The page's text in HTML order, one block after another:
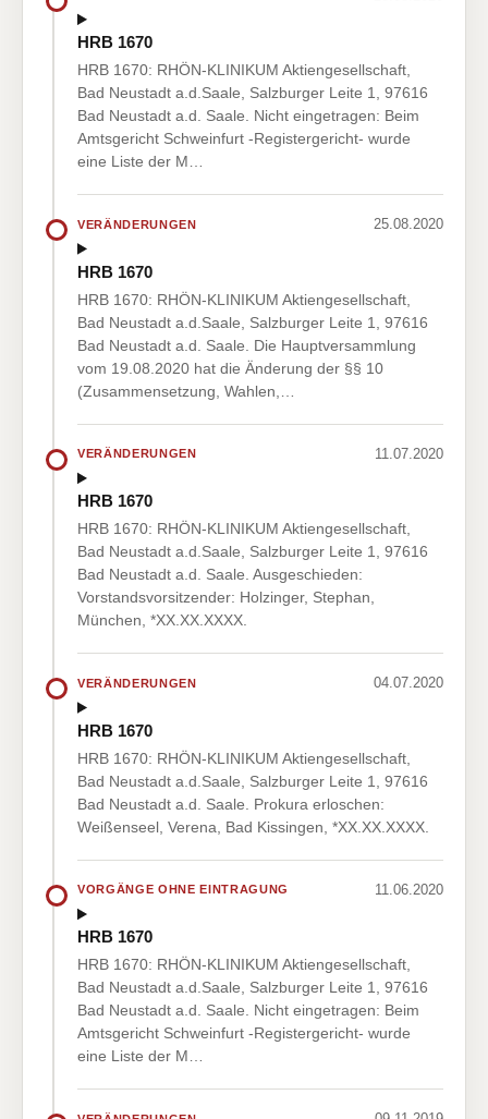
HRB 1670
HRB 1670: RHÖN-KLINIKUM Aktiengesellschaft,
Bad Neustadt a.d.Saale, Salzburger Leite 1, 97616
Bad Neustadt a.d. Saale. Nicht eingetragen: Beim
Amtsgericht Schweinfurt -Registergericht- wurde
eine Liste der M…
VERÄNDERUNGEN 25.08.2020
HRB 1670
HRB 1670: RHÖN-KLINIKUM Aktiengesellschaft,
Bad Neustadt a.d.Saale, Salzburger Leite 1, 97616
Bad Neustadt a.d. Saale. Die Hauptversammlung
vom 19.08.2020 hat die Änderung der §§ 10
(Zusammensetzung, Wahlen,…
VERÄNDERUNGEN 11.07.2020
HRB 1670
HRB 1670: RHÖN-KLINIKUM Aktiengesellschaft,
Bad Neustadt a.d.Saale, Salzburger Leite 1, 97616
Bad Neustadt a.d. Saale. Ausgeschieden:
Vorstandsvorsitzender: Holzinger, Stephan,
München, *XX.XX.XXXX.
VERÄNDERUNGEN 04.07.2020
HRB 1670
HRB 1670: RHÖN-KLINIKUM Aktiengesellschaft,
Bad Neustadt a.d.Saale, Salzburger Leite 1, 97616
Bad Neustadt a.d. Saale. Prokura erloschen:
Weißenseel, Verena, Bad Kissingen, *XX.XX.XXXX.
VORGÄNGE OHNE EINTRAGUNG 11.06.2020
HRB 1670
HRB 1670: RHÖN-KLINIKUM Aktiengesellschaft,
Bad Neustadt a.d.Saale, Salzburger Leite 1, 97616
Bad Neustadt a.d. Saale. Nicht eingetragen: Beim
Amtsgericht Schweinfurt -Registergericht- wurde
eine Liste der M…